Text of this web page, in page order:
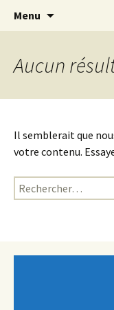
Menu
Aucun
Il semblerait que
votre contenu.
Rechercher :